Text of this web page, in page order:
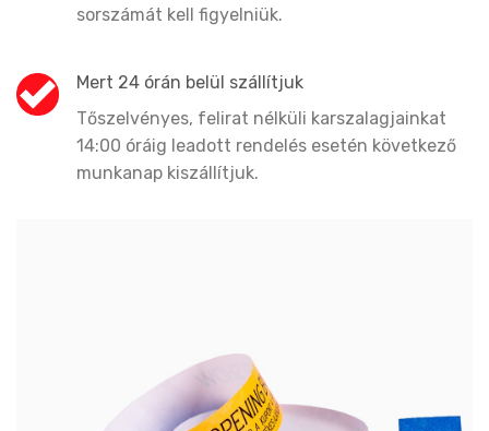
sorszámát kell figyelniük.
Mert 24 órán belül szállítjuk
Tőszelvényes, felirat nélküli karszalagjainkat
14:00 óráig leadott rendelés esetén következő
munkanap kiszállítjuk.